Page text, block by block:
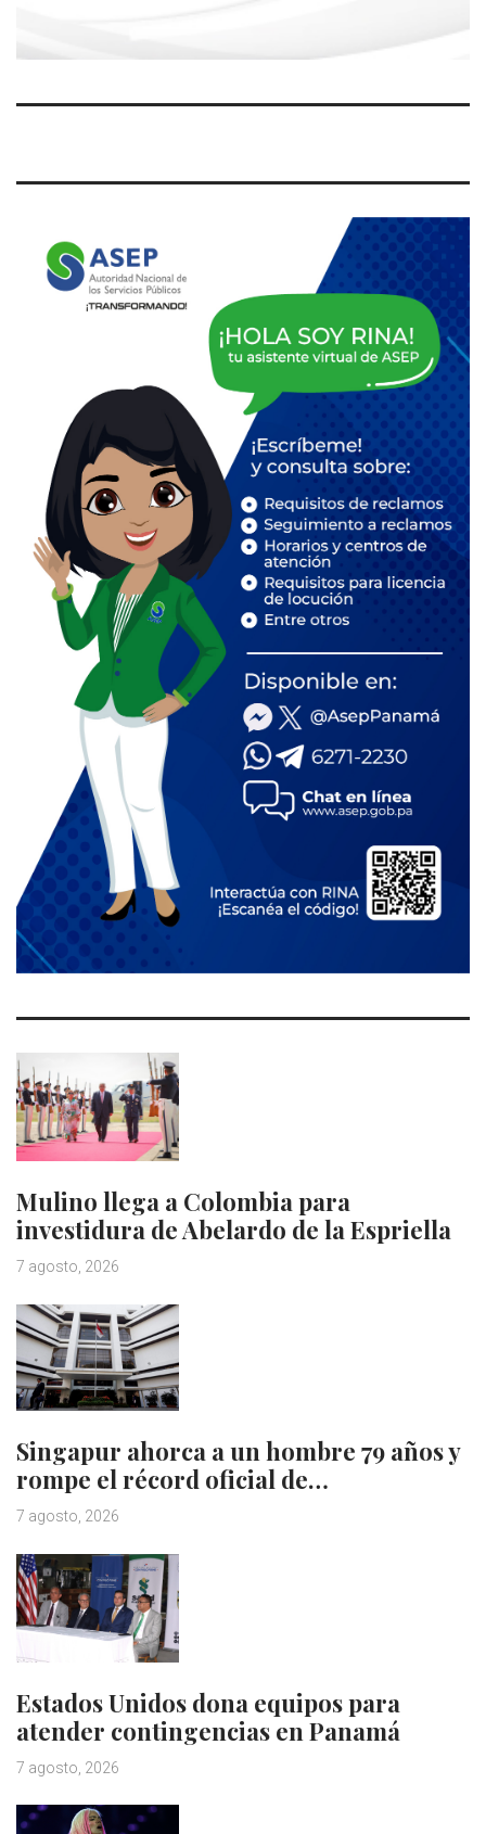
Mulino llega a Colombia para
investidura de Abelardo de la Espriella
7 agosto, 2026
Singapur ahorca a un hombre 79 años y
rompe el récord oficial de…
7 agosto, 2026
Estados Unidos dona equipos para
atender contingencias en Panamá
7 agosto, 2026